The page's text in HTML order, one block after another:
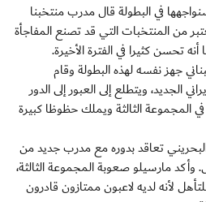
في البطولة قال مدرب منتخبنا
من المنتخبات التي قد تصنع المفاجأة
تحسن كثيرا في الفترة الأخيرة.
جهز نفسه لهذه البطولة وقام
الجديد، ويتطلع إلى العبور إلى الدور
المجموعة الثالثة ويملك حظوظا كبيرة
تعاقد بدوره مع مدرب جديد من
وأكد مارسيلو صعوبة المجموعة الثالثة،
لأنه لديه لاعبون ممتازون قادرون